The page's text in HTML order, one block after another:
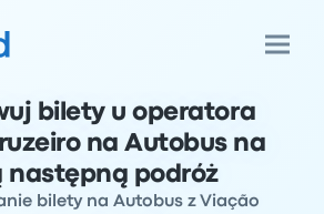
bilety u operatora
na Autobus na
następną podróż
bilety na Autobus z Viação